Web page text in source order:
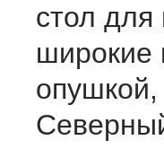
стол для
широкие